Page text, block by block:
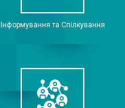
Інформування та Спілкування